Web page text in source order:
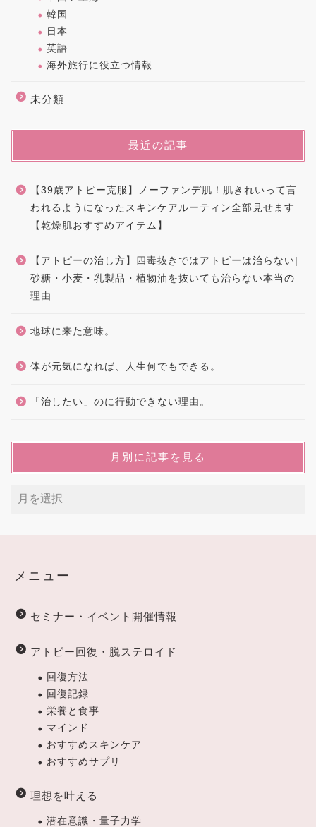
韓国
日本
英語
海外旅行に役立つ情報
未分類
最近の記事
【39歳アトピー克服】ノーファンデ肌！肌きれいって言
われるようになったスキンケアルーティン全部見せます
【乾燥肌おすすめアイテム】
【アトピーの治し方】四毒抜きではアトピーは治らない|
砂糖・小麦・乳製品・植物油を抜いても治らない本当の
理由
地球に来た意味。
体が元気になれば、人生何でもできる。
「治したい」のに行動できない理由。
月別に記事を見る
メニュー
セミナー・イベント開催情報
アトピー回復・脱ステロイド
回復方法
回復記録
栄養と食事
マインド
おすすめスキンケア
おすすめサプリ
理想を叶える
潜在意識・量子力学